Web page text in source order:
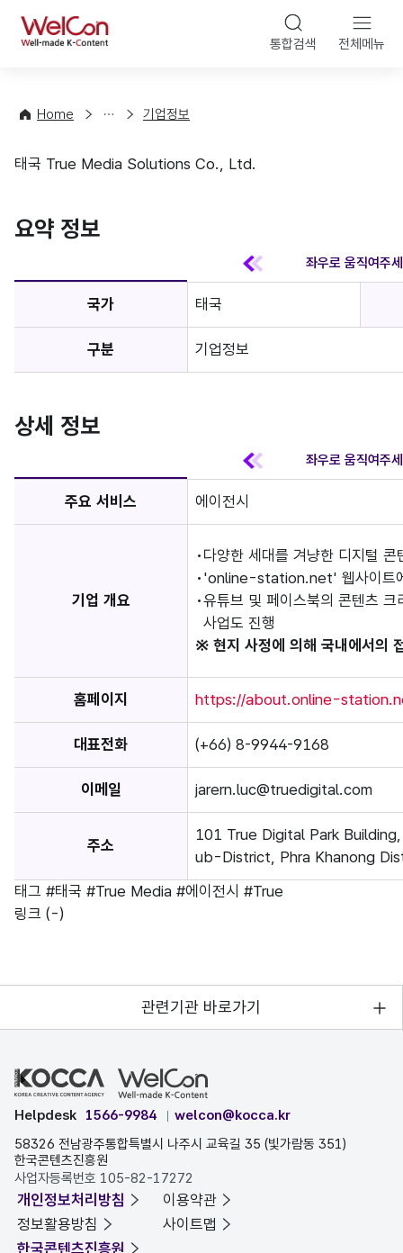
WelCon 통합검색 전체메뉴
Home
컨
팅
해
기
정
기업정보
기업정보
태국 True Media Solutions Co., Ltd.
요약 정보
국가 태국
구분 기업정보
상세 정보
주요 서비스 에이전시
기업 개요
다양한 세대를 겨냥한 디지털 콘
'online-station.net' 웹사이트
유튜브 및 페이스북의 콘텐츠
사업도 진행
※ 현지 사정에 의해 국내에서의
홈페이지 https://about.online-
대표전화 (+66) 8-9944-9168
이메일 jarern.luc@truedigital.com
주소
101 True Digital Park
ub-District, Phra Khanong
태그 #태국 #True Media #에이전시 #True
링크 (-)
관련기관 바로가기
Helpdesk 1566-9984
welcon@kocca.kr
58326 전남광주통합특별시 나주시 교육길 35 (빛가람동 351)
한국콘텐츠진흥원
사업자등록번호 105-82-17272
개인정보처리방침
이용약관
정보활용방침
사이트맵
한국콘텐츠진흥원